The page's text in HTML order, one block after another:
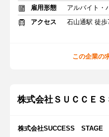
雇用形態
アルバイト・
アクセス
石山通駅 徒歩
この企業の
株式会社ＳＵＣＣＥ
株式会社SUCCESS STAGE